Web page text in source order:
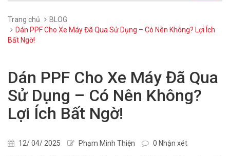
Trang chủ
BLOG
Dán PPF Cho Xe Máy Đã Qua Sử Dụng – Có Nên Không? Lợi Ích
Bất Ngờ!
Dán PPF Cho Xe Máy Đã Qua
Sử Dụng – Có Nên Không?
Lợi Ích Bất Ngờ!
12/ 04/ 2025 Phạm Minh Thiện 0 Nhận xét